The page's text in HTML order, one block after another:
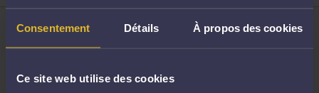
Consentement Détails À propos des cookies
Ce site web utilise des cookies
ME FRÉDÉRIQUE MAZUREK
26 boulevard Sainte Barbe 59140 DUNKERQUE
Droit de la famille, des personnes et de leur
Droit fiscal et droit douanier